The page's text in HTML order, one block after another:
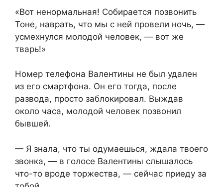
«Вот ненормальная! Собирается позвонить
Тоне, наврать, что мы с ней провели ночь, —
усмехнулся молодой человек, — вот же
тварь!»
Номер телефона Валентины не был удален
из его смартфона. Он его тогда, после
развода, просто заблокировал. Выждав
около часа, молодой человек позвонил
бывшей.
— Я знала, что ты одумаешься, ждала твоего
звонка, — в голосе Валентины слышалось
что-то вроде торжества, — сейчас приеду за